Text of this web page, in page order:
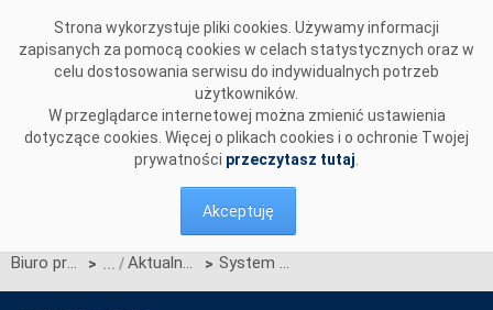
Strona wykorzystuje pliki cookies. Używamy informacji
zapisanych za pomocą cookies w celach statystycznych oraz w
celu dostosowania serwisu do indywidualnych potrzeb
użytkowników.
W przeglądarce internetowej można zmienić ustawienia
dotyczące cookies. Więcej o plikach cookies i o ochronie Twojej
prywatności przeczytasz tutaj
Akceptuję
Biuro prasowe > Aktualności > System interwencyjnego zwiększenia poboru – nabór na jesień i zimę.